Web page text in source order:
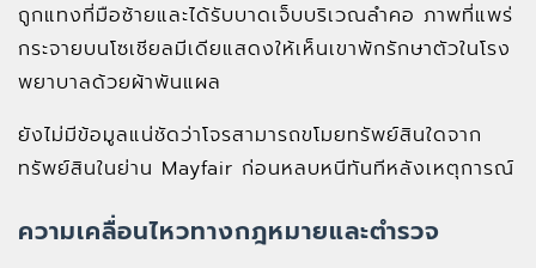
ถูกแทงที่มือซ้ายและได้รับบาดเจ็บบริเวณลำคอ ภาพที่แพร่
กระจายบนโซเชียลมีเดียแสดงให้เห็นเขาพักรักษาตัวในโรง
พยาบาลด้วยผ้าพันแผล
ยังไม่มีข้อมูลแน่ชัดว่าโจรสามารถขโมยทรัพย์สินใดจาก
ทรัพย์สินในย่าน Mayfair ก่อนหลบหนีทันทีหลังเหตุการณ์
ความเคลื่อนไหวทางกฎหมายและตำรวจ